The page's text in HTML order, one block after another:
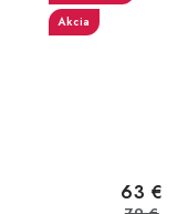
Akcia
63 €